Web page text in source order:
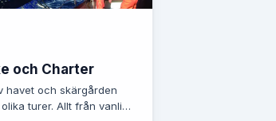
och Charter
havet och skärgården
turer. Allt från vanliga